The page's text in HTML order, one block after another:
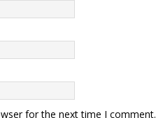
for the next time I comment.